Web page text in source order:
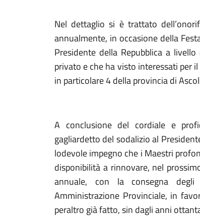
Nel dettaglio si è trattato
annualmente, in occasione della
Presidente della Repubblica a
privato e che ha visto interessati per
in particolare 4 della provincia di
A conclusione del cordiale e
gagliardetto del sodalizio al
lodevole impegno che i Maestri
disponibilità a rinnovare, nel
annuale, con la consegna degli
Amministrazione Provinciale, in
peraltro già fatto, sin dagli anni